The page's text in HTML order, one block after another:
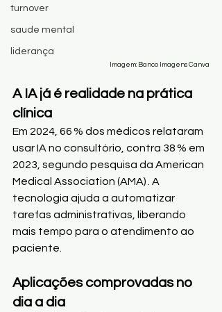
turnover
saude mental
liderança
Imagem: Banco Imagens Canva
A IA já é realidade na prática
clínica
Em 2024, 66 % dos médicos relataram
usar IA no consultório, contra 38 % em
2023, segundo pesquisa da American
Medical Association (AMA) . A
tecnologia ajuda a automatizar
tarefas administrativas, liberando
mais tempo para o atendimento ao
paciente.
Aplicações comprovadas no
dia a dia